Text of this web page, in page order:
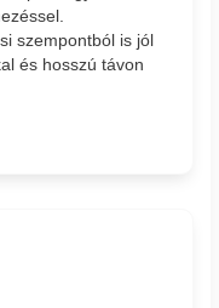
szempontból is jól
és hosszú távon